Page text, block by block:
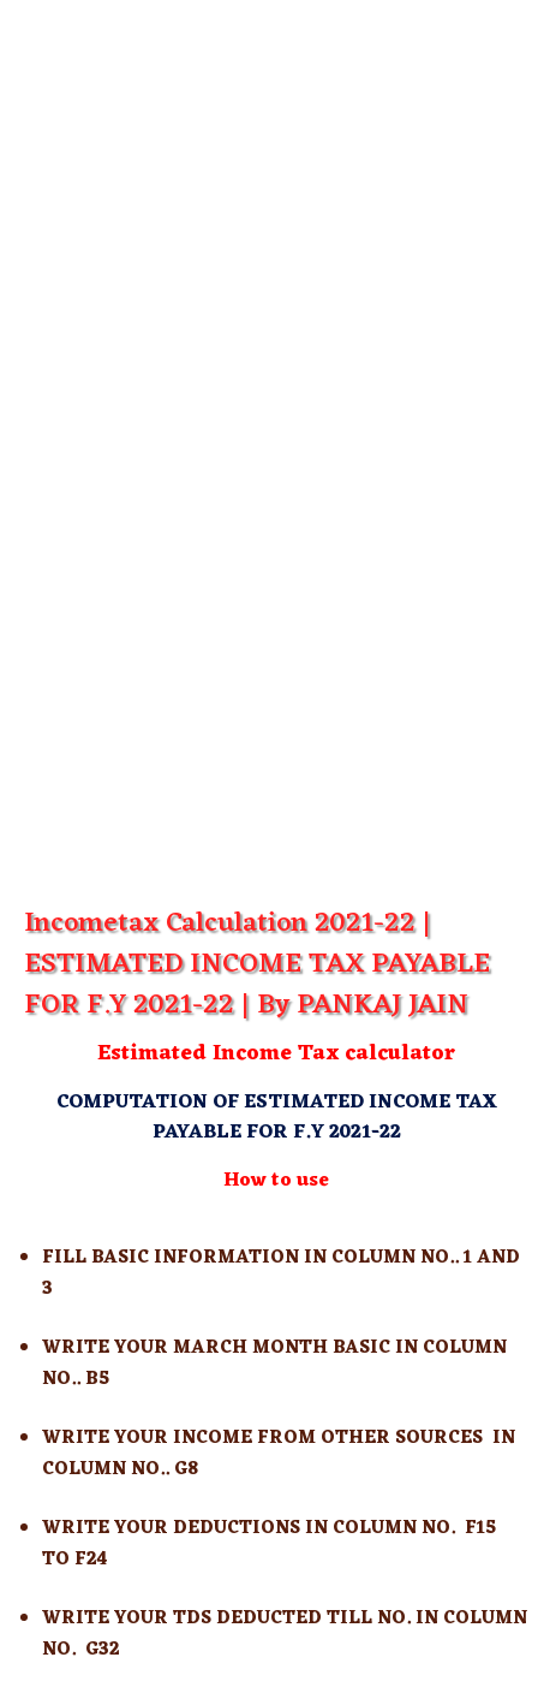
Incometax Calculation 2021-22 |
ESTIMATED INCOME TAX PAYABLE
FOR F.Y 2021-22 | By PANKAJ JAIN
Estimated Income Tax calculator
COMPUTATION OF ESTIMATED INCOME TAX
PAYABLE FOR F.Y 2021-22
How to use
FILL BASIC INFORMATION IN COLUMN NO.. 1 AND
3
WRITE YOUR MARCH MONTH BASIC IN COLUMN
NO.. B5
WRITE YOUR INCOME FROM OTHER SOURCES IN
COLUMN NO.. G8
WRITE YOUR DEDUCTIONS IN COLUMN NO. F15
TO F24
WRITE YOUR TDS DEDUCTED TILL NO. IN COLUMN
NO. G32